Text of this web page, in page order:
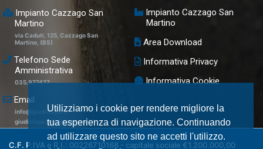
Utilizziamo i cookie per rendere migliore la
tua esperienza di navigazione. Continuando
ad utilizzare questo sito ne accetti l'utilizzo.
Impianto Cazzago San
Martino
via Caduti, 125, Cazzago San
Martino, (BS)
Telefono Sede
Amministrativa
035.977477
Email
info@giudicispa.it
giudicispa.info@legalmail.it
Impianto Cazzago San
Martino
Area Download
Informativa Privacy
Informativa Cookie
C.F. P.IVA e R.I.: 00226710168 - capitale sociale €1.200.000,00